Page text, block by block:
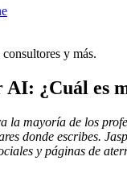
y más.
¿Cuál es
mayoría de los
donde escribes.
y páginas de